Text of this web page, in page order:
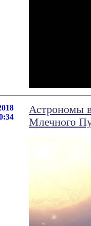
Астрономы
Млечного